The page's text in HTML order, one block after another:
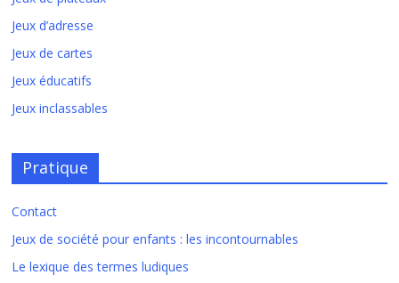
Jeux d’adresse
Jeux de cartes
Jeux éducatifs
Jeux inclassables
Pratique
Contact
Jeux de société pour enfants : les incontournables
Le lexique des termes ludiques